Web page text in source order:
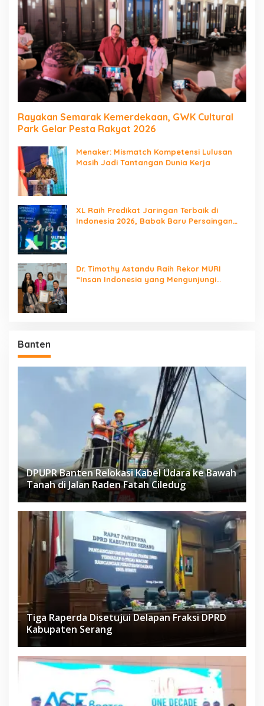
Rayakan Semarak Kemerdekaan, GWK Cultural
Park Gelar Pesta Rakyat 2026
Menaker: Mismatch Kompetensi Lulusan
Masih Jadi Tantangan Dunia Kerja
XL Raih Predikat Jaringan Terbaik di
Indonesia 2026, Babak Baru Persaingan
Dr. Timothy Astandu Raih Rekor MURI
“Insan Indonesia yang Mengunjungi
Banten
DPUPR Banten Relokasi Kabel Udara ke Bawah
Tanah di Jalan Raden Fatah Ciledug
Tiga Raperda Disetujui Delapan Fraksi DPRD
Kabupaten Serang